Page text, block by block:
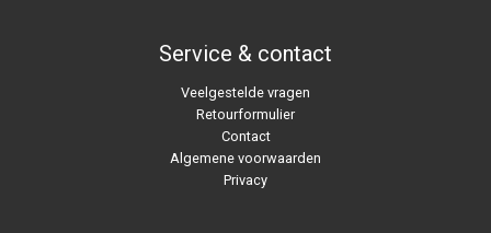
Service & contact
Veelgestelde vragen
Retourformulier
Contact
Algemene voorwaarden
Privacy